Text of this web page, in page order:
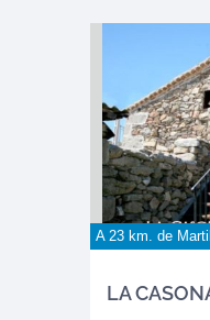
A 23 km. de
LA